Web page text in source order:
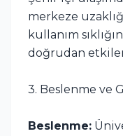
merkeze
kullanım
doğrudan
3. Beslenme ve
Beslenme: